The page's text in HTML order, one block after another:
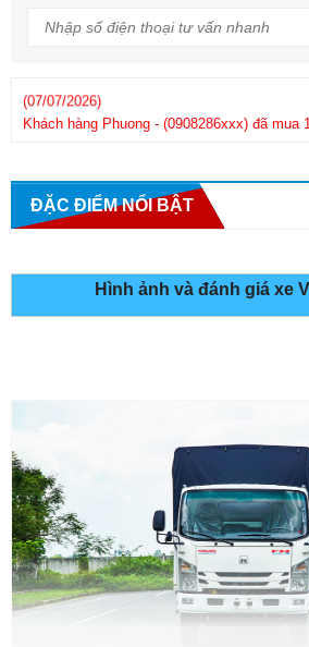
Khách hàng
(25/06/2026)
ĐẶC ĐIỂM NỔI BẬT
Hình ảnh và đánh giá xe